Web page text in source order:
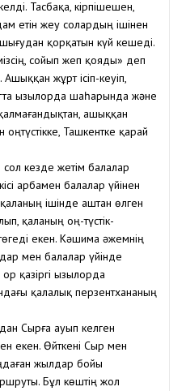
Тасбақа, кірпішешен,
етін жеу солардың ішінен
қорқатын күй кешеді.
сойып жеп қояды» деп
жұрт ісіп-кеуіп,
Қызылорда шаһарында және
ашыққан
Ташкентке қарай
сол кезде жетім балалар
арбамен балалар үйінен
ішінде аштан өлген
қаланың оң-түстік-
екен. Кәшима әжемнің
мен балалар үйінде
қазіргі Қызылорда
қалалық перзентхананың
Сырға ауып келген
екен. Өйткені Сыр мен
жылдар бойы
Бұл көштің жол